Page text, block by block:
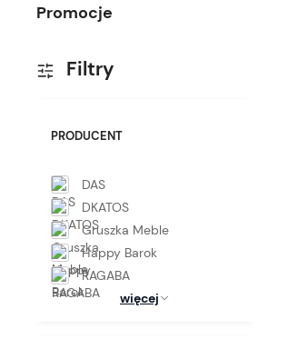
Promocje
Filtry
PRODUCENT
DAS
DKATOS
Gruszka Meble
Happy Barok
RAGABA
więcej